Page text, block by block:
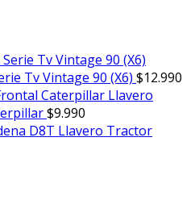
Tv Vintage 90 (X6) $12.990
Llavero
$9.990
Llavero Tractor